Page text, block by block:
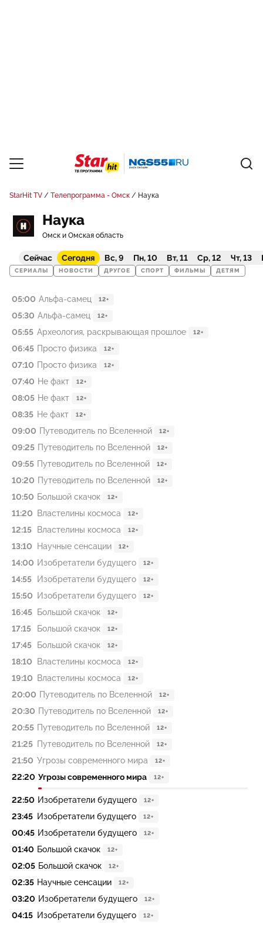
StarHit TV Телепрограмма - Омск Наука
Наука
Омск и Омская область
Сейчас Сегодня Вс, 9 Пн, 10 Вт, 11 Ср, 12 Чт, 13
СЕРИАЛЫ НОВОСТИ ДРУГОЕ СПОРТ ФИЛЬМЫ ДЕТЯМ
05:00 Альфа-самец 12+
05:30 Альфа-самец 12+
05:55 Археология, раскрывающая прошлое 12+
06:45 Просто физика 12+
07:10 Просто физика 12+
07:40 Не факт 12+
08:05 Не факт 12+
08:35 Не факт 12+
09:00 Путеводитель по Вселенной 12+
09:25 Путеводитель по Вселенной 12+
09:55 Путеводитель по Вселенной 12+
10:20 Путеводитель по Вселенной 12+
10:50 Большой скачок 12+
11:20 Властелины космоса 12+
12:15 Властелины космоса 12+
13:10 Научные сенсации 12+
14:00 Изобретатели будущего 12+
14:55 Изобретатели будущего 12+
15:50 Изобретатели будущего 12+
16:45 Большой скачок 12+
17:15 Большой скачок 12+
17:45 Большой скачок 12+
18:10 Властелины космоса 12+
19:10 Властелины космоса 12+
20:00 Путеводитель по Вселенной 12+
20:30 Путеводитель по Вселенной 12+
20:55 Путеводитель по Вселенной 12+
21:25 Путеводитель по Вселенной 12+
21:50 Угрозы современного мира 12+
22:20 Угрозы современного мира 12+
22:50 Изобретатели будущего 12+
23:45 Изобретатели будущего 12+
00:45 Изобретатели будущего 12+
01:40 Большой скачок 12+
02:05 Большой скачок 12+
02:35 Научные сенсации 12+
03:20 Изобретатели будущего 12+
04:15 Изобретатели будущего 12+